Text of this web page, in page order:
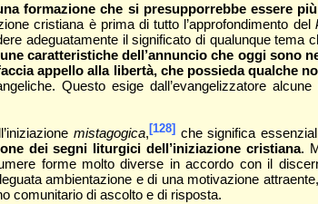
formazione che si presupporrebbe essere
cristiana è prima di tutto l’approfondimento del
adeguatamente il significato di qualunque tema
caratteristiche dell’annuncio che oggi sono
appello alla libertà, che possieda qualche
Questo esige dall’evangelizzatore
mistagogica, [128]che significa
dei segni liturgici dell’iniziazione cristiana.
forme molto diverse in accordo con il
ambientazione e di una motivazione
comunitario di ascolto e di risposta.